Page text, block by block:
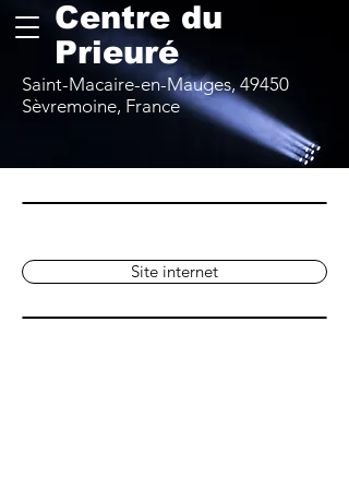
Centre du
Prieuré
Saint-Macaire-en-Mauges, 49450
Sèvremoine, France
Site internet